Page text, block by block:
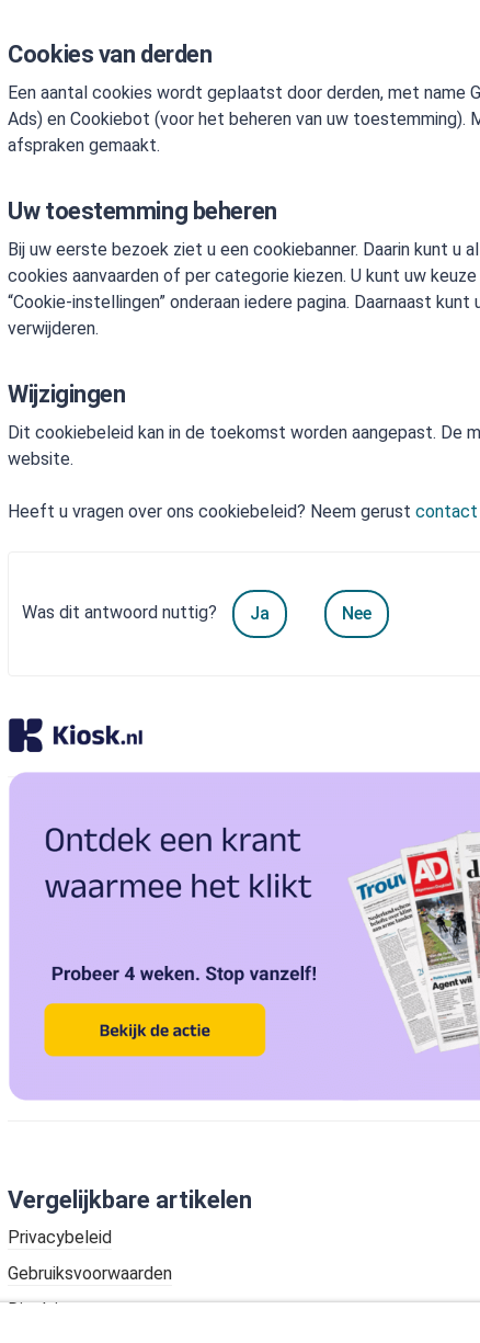
Cookies van derden
Een aantal cookies wordt geplaatst door derden, met name
Ads) en Cookiebot (voor het beheren van uw toestemming).
afspraken gemaakt.
Uw toestemming beheren
Bij uw eerste bezoek ziet u een cookiebanner. Daarin kunt u
cookies aanvaarden of per categorie kiezen. U kunt uw
“Cookie-instellingen” onderaan iedere pagina. Daarnaast
verwijderen.
Wijzigingen
Dit cookiebeleid kan in de toekomst worden aangepast. De
website.
Heeft u vragen over ons cookiebeleid? Neem gerustcontact
Was dit antwoord nuttig? Ja Nee
Vergelijkbare artikelen
Privacybeleid
Gebruiksvoorwaarden
Disclaimer